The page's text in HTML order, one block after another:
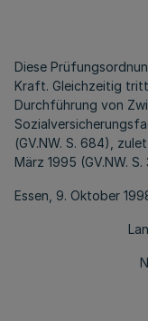
Diese
Kraft. Gleichzeitig
Durchführung von
(GV.NW. S. 684),
März 1995 (GV.NW.
Essen, 9. Oktober